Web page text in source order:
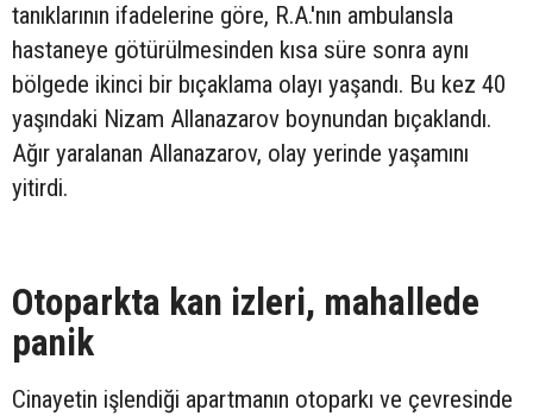
tanıklarının ifadelerine göre, R.A.'nın ambulansla
hastaneye götürülmesinden kısa süre sonra aynı
bölgede ikinci bir bıçaklama olayı yaşandı. Bu kez 40
yaşındaki Nizam Allanazarov boynundan bıçaklandı.
Ağır yaralanan Allanazarov, olay yerinde yaşamını
yitirdi.
Otoparkta kan izleri, mahallede
panik
Cinayetin işlendiği apartmanın otoparkı ve çevresinde